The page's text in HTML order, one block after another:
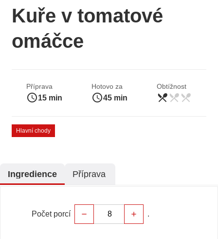
Kuře v tomatové
omáčce
Příprava
access_time15 min
Hotovo za
access_time45 min
Obtížnost
jednoduché
restaurant_menu restaurant_menu restaurant_menu
Hlavní chody
Ingredience Příprava
Počet porcí remove add .